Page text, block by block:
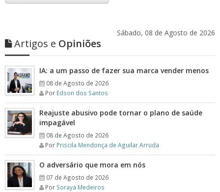
Sábado, 08 de Agosto de 2026
Artigos e Opiniões
IA: a um passo de fazer sua marca vender menos
08 de Agosto de 2026
Por Edson dos Santos
Reajuste abusivo pode tornar o plano de saúde
impagável
08 de Agosto de 2026
Por Priscila Mendonça de Aguilar Arruda
O adversário que mora em nós
07 de Agosto de 2026
Por Soraya Medeiros